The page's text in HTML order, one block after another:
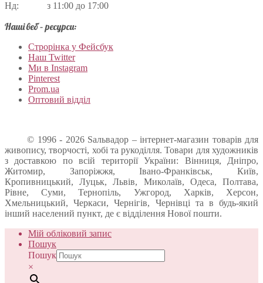
Нд: з 11:00 до 17:00
Наші веб – ресурси:
Строрінка у Фейсбук
Наш Twitter
Ми в Instagram
Pinterest
Prom.ua
Оптовий відділ
© 1996 - 2026 Sальвадор – інтернет-магазин товарів для
живопису, творчості, хобі та рукоділля. Товари для художників
з доставкою по всій території України: Вінниця, Дніпро,
Житомир, Запоріжжя, Івано-Франківськ, Київ,
Кропивницький, Луцьк, Львів, Миколаїв, Одеса, Полтава,
Рівне, Суми, Тернопіль, Ужгород, Харків, Херсон,
Хмельницький, Черкаси, Чернігів, Чернівці та в будь-який
інший населений пункт, де є відділення Нової пошти.
Мій обліковий запис
Пошук
Пошук
×